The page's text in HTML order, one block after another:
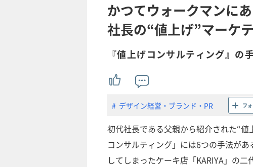
かつてウォークマンに
社長の“値上げ”マーケテ
『値上げコンサルティング』の
デザイン経営・ブランド・PR フ
初代社長である父親から紹介された“
コンサルティング」には6つの手法が
してしまったケーキ店「KARIYA」の